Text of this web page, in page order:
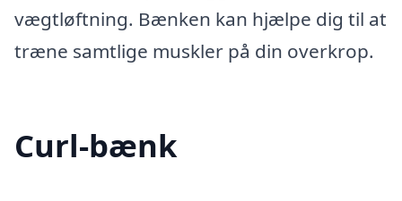
vægtløftning. Bænken kan hjælpe dig til at
træne samtlige muskler på din overkrop.
Curl-bænk